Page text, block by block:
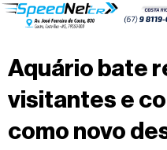
Sobre
Nós
TV
MS
dia
Fale
Aquário bate
visitantes e
como novo